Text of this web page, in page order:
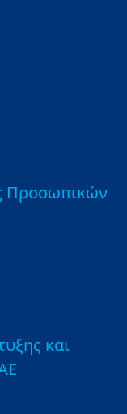
Προσωπικών
και